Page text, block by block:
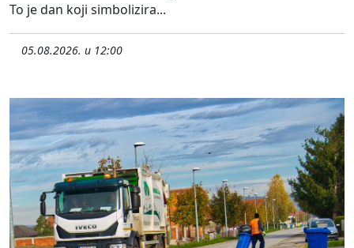
To je dan koji simbolizira...
05.08.2026. u 12:00